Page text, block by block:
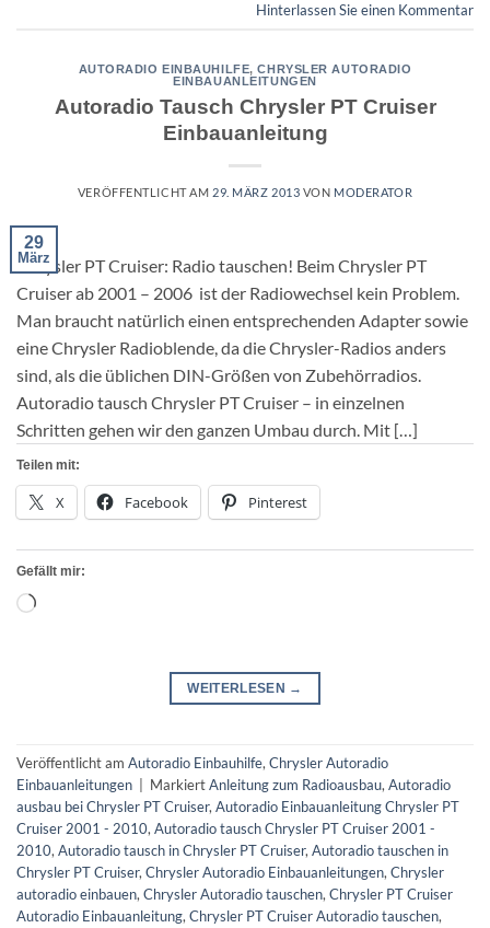
Hinterlassen Sie einen Kommentar
AUTORADIO EINBAUHILFE,CHRYSLER AUTORADIO
EINBAUANLEITUNGEN
Autoradio Tausch Chrysler PT Cruiser
Einbauanleitung
VERÖFFENTLICHT AM 29. MÄRZ 2013 VON MODERATOR
29
März
Chrysler PT Cruiser: Radio tauschen! Beim Chrysler PT
Cruiser ab 2001 – 2006 ist der Radiowechsel kein Problem.
Man braucht natürlich einen entsprechenden Adapter sowie
eine Chrysler Radioblende, da die Chrysler-Radios anders
sind, als die üblichen DIN-Größen von Zubehörradios.
Autoradio tausch Chrysler PT Cruiser – in einzelnen
Schritten gehen wir den ganzen Umbau durch. Mit […]
Teilen mit:
X Facebook Pinterest
Gefällt mir:
Wird
WEITERLESEN →
Veröffentlicht am Autoradio Einbauhilfe,Chrysler Autoradio
Einbauanleitungen
MarkiertAnleitung zum Radioausbau,Autoradio
ausbau bei Chrysler PT Cruiser,Autoradio Einbauanleitung Chrysler PT
Cruiser 2001 - 2010,Autoradio tausch Chrysler PT Cruiser 2001 -
2010,Autoradio tausch in Chrysler PT Cruiser,Autoradio tauschen in
Chrysler PT Cruiser,Chrysler Autoradio Einbauanleitungen,Chrysler
autoradio einbauen,Chrysler Autoradio tauschen,Chrysler PT Cruiser
Autoradio Einbauanleitung,Chrysler PT Cruiser Autoradio tauschen,